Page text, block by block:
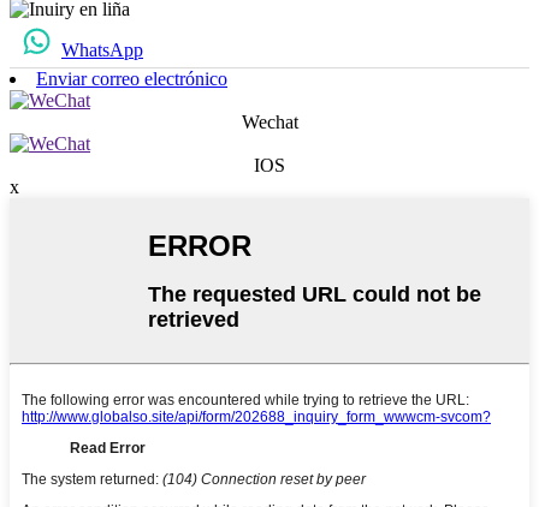
WhatsApp
Enviar correo electrónico
Wechat
IOS
x